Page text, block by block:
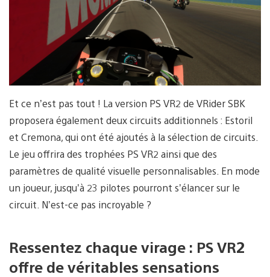
Et ce n’est pas tout ! La version PS VR2 de VRider SBK
proposera également deux circuits additionnels : Estoril
et Cremona, qui ont été ajoutés à la sélection de circuits.
Le jeu offrira des trophées PS VR2 ainsi que des
paramètres de qualité visuelle personnalisables. En mode
un joueur, jusqu’à 23 pilotes pourront s’élancer sur le
circuit. N’est-ce pas incroyable ?
Ressentez chaque virage : PS VR2
offre de véritables sensations